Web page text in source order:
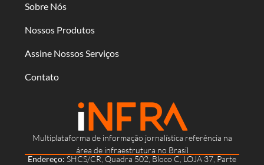
Multiplataforma de informação jornalística referência na
área de infraestrutura no Brasil
Endereço: SHCS/CR, Quadra 502, Bloco C, LOJA 37, Parte
Sobre Nós
Nossos Produtos
Assine Nossos Serviços
Contato